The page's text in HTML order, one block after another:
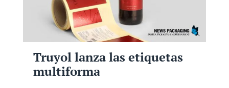
Truyol lanza las etiquetas
multiforma